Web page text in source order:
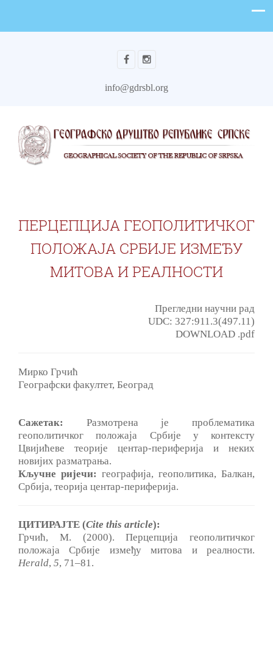
info@gdrsbl.org
ПЕРЦЕПЦИЈА ГЕОПОЛИТИЧКОГ
ПОЛОЖАЈА СРБИЈЕ ИЗМЕЂУ
МИТОВА И РЕАЛНОСТИ
Прегледни научни рад
UDC: 327:911.3(497.11)
DOWNLOAD .pdf
Mирко Грчић
Географски факултет, Београд
Сажетак:
Размотрена je проблематика
геополитичког положаја Србије у контексту
Цвијићеве теорије центар-периферија и неких
новијих разматрања.
Кључне ријечи: географија, геополитика, Балкан,
Србија, теорија центар-периферија.
ЦИТИРАЈТЕ (Cite this article):
Грчић, M. (2000). Перцепција геополитичког
положаја Србије између митова и реалности.
Herald, 5, 71‒81.